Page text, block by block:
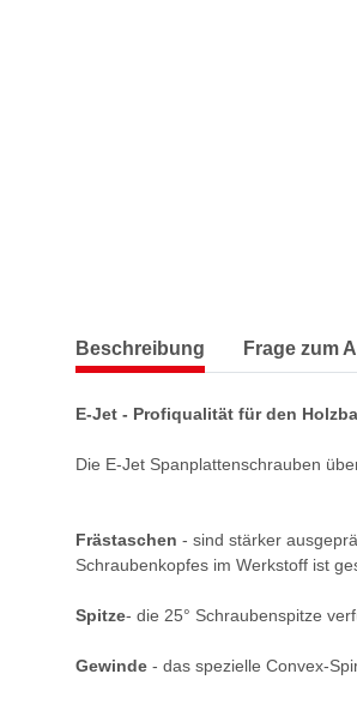
Beschreibung Frage zum
E-Jet - Profiqualität für den
Die E-Jet Spanplattenschrauben
Frästaschen - sind stärker
Schraubenkopfes im Werkstoff ist
Spitze- die 25° Schraubenspitze
Gewinde - das spezielle Convex-